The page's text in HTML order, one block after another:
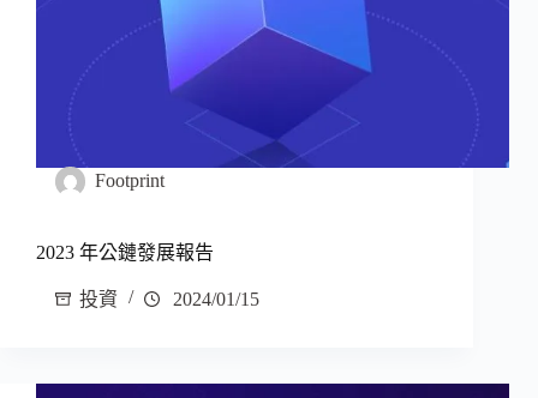
Footprint
2023 年公鏈發展報告
投資 2024/01/15